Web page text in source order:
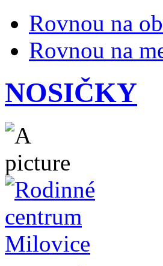
Rovnou na
Rovnou na
NOSIČKY